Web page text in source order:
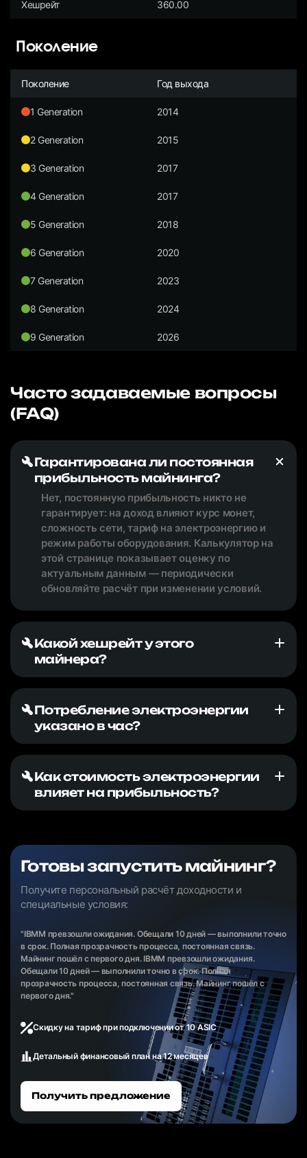
Хешрейт 360.00
Поколение
Поколение Год выхода
1 Generation 2014
2 Generation 2015
3 Generation 2017
4 Generation 2017
5 Generation 2018
6 Generation 2020
7 Generation 2023
8 Generation 2024
9 Generation 2026
Часто задаваемые вопросы
(FAQ)
Гарантирована ли постоянная
прибыльность майнинга?
Нет, постоянную прибыльность никто не
гарантирует: на доход влияют курс монет,
сложность сети, тариф на электроэнергию и
режим работы оборудования. Калькулятор на
этой странице показывает оценку по
актуальным данным — периодически
обновляйте расчёт при изменении условий.
Какой хешрейт у этого
майнера?
Потребление электроэнергии
указано в час?
Как стоимость электроэнергии
влияет на прибыльность?
Готовы запустить майнинг?
Получите персональный расчёт доходности и
специальные условия:
"IBMM превзошли ожидания. Обещали 10 дней — выполнили точно
в срок. Полная прозрачность процесса, постоянная связь.
Майнинг пошёл с первого дня. IBMM превзошли ожидания.
Обещали 10 дней — выполнили точно в срок. Полная
прозрачность процесса, постоянная связь. Майнинг пошёл с
первого дня."
Скидку на тариф при подключении от 10 ASIC
Детальный финансовый план на 12 месяцев
Получить предложение